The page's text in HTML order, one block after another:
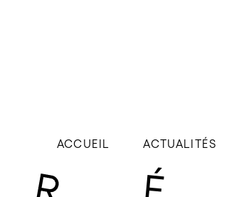
ACCUEIL ACTUALITÉS